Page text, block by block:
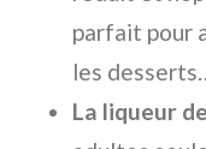
parfait pour
les
La liqueur